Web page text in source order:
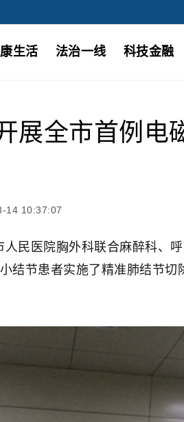
生活 法治一线 科技金融
展全市首例电
14 10:37:07
人民医院胸外科联合麻醉科、
结节患者实施了精准肺结节切